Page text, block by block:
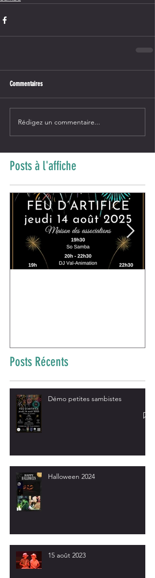
Commentaires
Rédigez un commentaire...
Posts à l'affiche
Posts Récents
Démo petites sambistes
Halloween 2024
15 août 2023